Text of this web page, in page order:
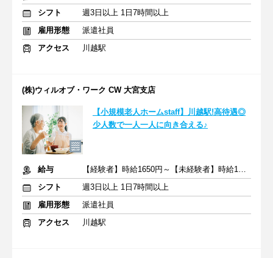
シフト
週3日以上 1日7時間以上
雇用形態
派遣社員
アクセス
川越駅
(株)ウィルオブ・ワーク CW 大宮支店
【小規模老人ホームstaff】川越駅!高待遇◎
少人数で一人一人に向き合える♪
給与
【経験者】時給1650円～【未経験者】時給1400円～ ＋交通費
シフト
週3日以上 1日7時間以上
雇用形態
派遣社員
アクセス
川越駅